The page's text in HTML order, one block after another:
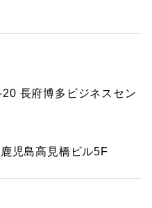
長府博多ビジネスセン
児島高見橋ビル5F